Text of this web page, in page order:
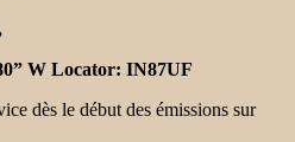
80” W Locator: IN87UF
dès le début des émissions sur